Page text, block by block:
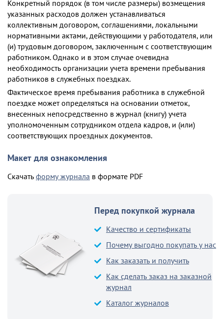
Конкретный порядок (в том числе размеры) возмещения
указанных расходов должен устанавливаться
коллективным договором, соглашениями, локальными
нормативными актами, действующими у работодателя, или
(и) трудовым договором, заключенным с соответствующим
работником. Однако и в этом случае очевидна
необходимость организации учета времени пребывания
работников в служебных поездках.
Фактическое время пребывания работника в служебной
поездке может определяться на основании отметок,
внесенных непосредственно в журнал (книгу) учета
уполномоченным сотрудником отдела кадров, и (или)
соответствующих проездных документов.
Макет для ознакомления
Скачать форму журнала в формате PDF
Перед покупкой журнала
Качество и сертификаты
Почему выгодно покупать у нас
Как заказать и получить
Как сделать заказ на заказной
журнал
Каталог журналов